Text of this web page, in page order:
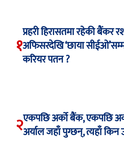
१
प्रहरी हिरासतमा रहेकी बैंकर
अफिसरदेखि ‘छाया
करियर पतन ?
२एकपछि अर्को बैंक, एकपछि
अर्याल जहाँ पुग्छन्, त्यहाँ किन